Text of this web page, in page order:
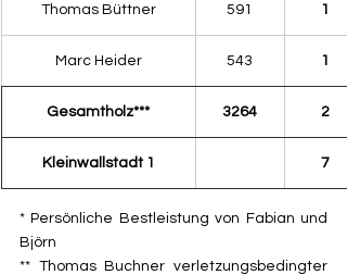
Thomas Büttner 591 1
Marc Heider 543 1
Gesamtholz*** 3264 2
Kleinwallstadt 1 7
* Persönliche Bestleistung von Fabian und
Björn
** Thomas Buchner verletzungsbedingter